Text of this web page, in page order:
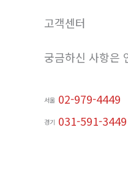
고객센터
궁금하신 사항은
서울 02-979-4449
경기 031-591-3449